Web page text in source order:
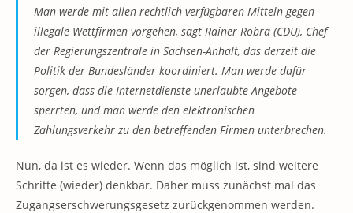
Man werde mit allen rechtlich verfügbaren Mitteln gegen
illegale Wettfirmen vorgehen, sagt Rainer Robra (CDU), Chef
der Regierungszentrale in Sachsen-Anhalt, das derzeit die
Politik der Bundesländer koordiniert. Man werde dafür
sorgen, dass die Internetdienste unerlaubte Angebote
sperrten, und man werde den elektronischen
Zahlungsverkehr zu den betreffenden Firmen unterbrechen.
Nun, da ist es wieder. Wenn das möglich ist, sind weitere
Schritte (wieder) denkbar. Daher muss zunächst mal das
Zugangserschwerungsgesetz zurückgenommen werden.